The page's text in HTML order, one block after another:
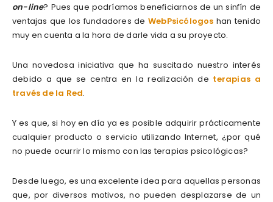
on-line? Pues que podríamos beneficiarnos de un sinfín de
ventajas que los fundadores de WebPsicólogos han tenido
muy en cuenta a la hora de darle vida a su proyecto.
Una novedosa iniciativa que ha suscitado nuestro interés
debido a que se centra en la realización de terapias a
través de la Red.
Y es que, si hoy en día ya es posible adquirir prácticamente
cualquier producto o servicio utilizando Internet, ¿por qué
no puede ocurrir lo mismo con las terapias psicológicas?
Desde luego, es una excelente idea para aquellas personas
que, por diversos motivos, no pueden desplazarse de un